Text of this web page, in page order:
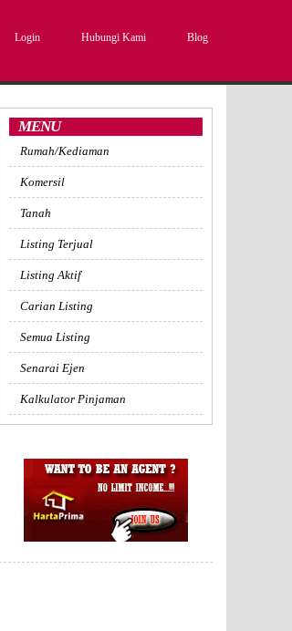
Login Hubungi Kami Blog
MENU
Rumah/Kediaman
Komersil
Tanah
Listing Terjual
Listing Aktif
Carian Listing
Semua Listing
Senarai Ejen
Kalkulator Pinjaman